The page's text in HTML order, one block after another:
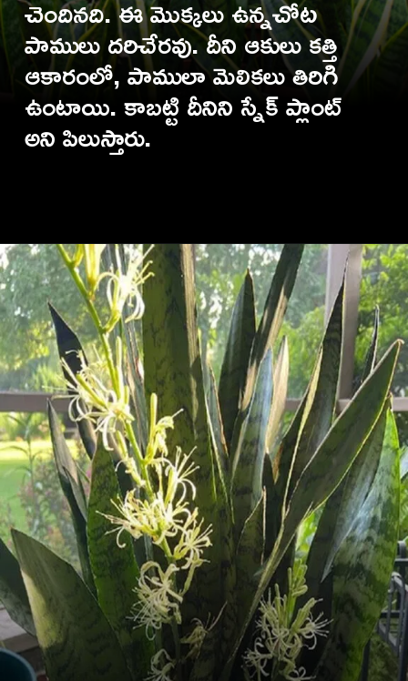
చెందినది. ఈ మొక్కలు ఉన్నచోట
పాములు దరిచేరవు. దీని ఆకులు కత్తి
ఆకారంలో, పాములా మెలికలు తిరిగి
ఉంటాయి. కాబట్టి దీనిని స్నేక్ ప్లాంట్